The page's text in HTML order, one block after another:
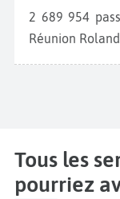
2 689 954 passagers ont transité par l’aéroport La
Réunion
Tous les
pourriez